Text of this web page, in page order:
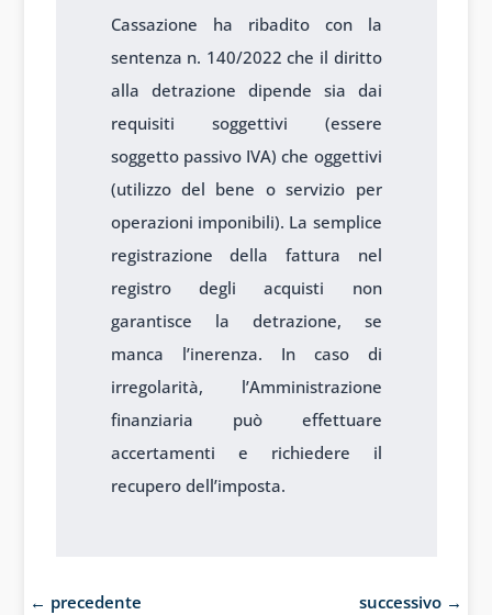
Cassazione ha ribadito con la
sentenza n. 140/2022 che il diritto
alla detrazione dipende sia dai
requisiti soggettivi (essere
soggetto passivo IVA) che oggettivi
(utilizzo del bene o servizio per
operazioni imponibili). La semplice
registrazione della fattura nel
registro degli acquisti non
garantisce la detrazione, se
manca l’inerenza. In caso di
irregolarità, l’Amministrazione
finanziaria può effettuare
accertamenti e richiedere il
recupero dell’imposta.
← precedente successivo →